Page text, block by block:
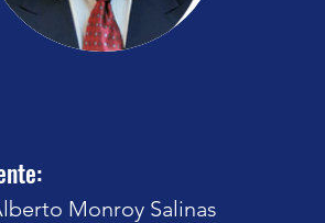
Monroy Salinas